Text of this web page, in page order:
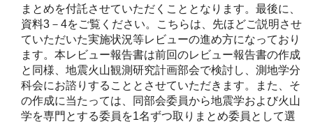
まとめを付託させていただくこととなります。最後に、
資料3－4をご覧ください。こちらは、先ほどご説明させ
ていただいた実施状況等レビューの進め方になっており
ます。本レビュー報告書は前回のレビュー報告書の作成
と同様、地震火山観測研究計画部会で検討し、測地学分
科会にお諮りすることとさせていただきます。また、そ
の作成に当たっては、同部会委員から地震学および火山
学を専門とする委員を1名ずつ取りまとめ委員として選